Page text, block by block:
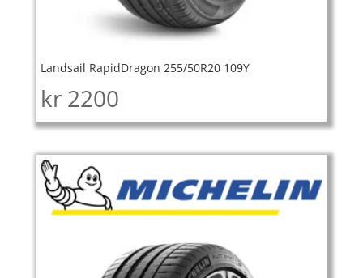
Landsail RapidDragon 255/50R20 109Y
kr 2200